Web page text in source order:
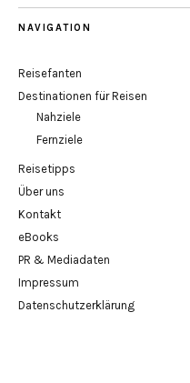
NAVIGATION
Reisefanten
Destinationen für Reisen
Nahziele
Fernziele
Reisetipps
Über uns
Kontakt
eBooks
PR & Mediadaten
Impressum
Datenschutzerklärung